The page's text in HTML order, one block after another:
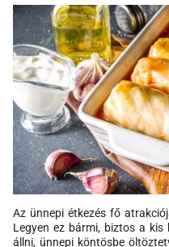
Az ünnepi étkezés fő
Legyen ez bármi, biztos a kis
állni, ünnepi köntösbe